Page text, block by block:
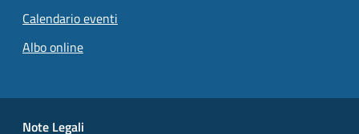
Calendario eventi
Albo online
Small prints
Note Legali